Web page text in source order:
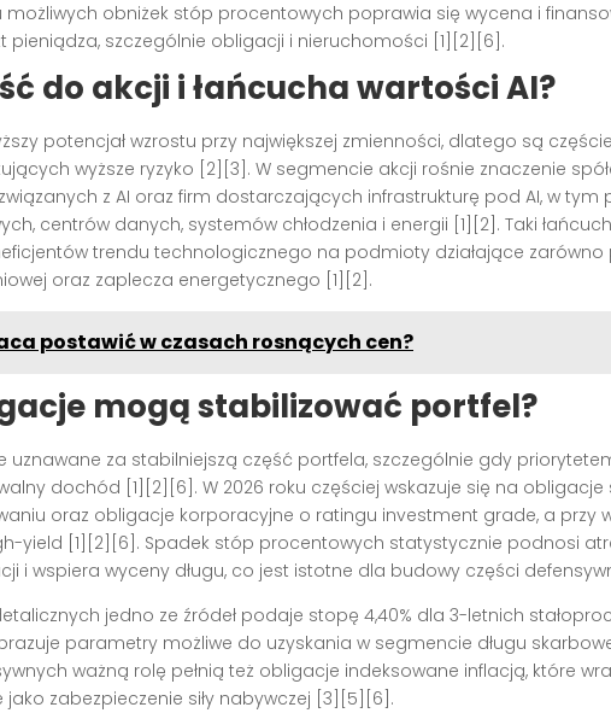
możliwych obniżek stóp procentowych poprawia się wycena i
pieniądza, szczególnie obligacji i nieruchomości [1][2][6].
do akcji i łańcucha wartości AI?
potencjał wzrostu przy największej zmienności, dlatego są
wyższe ryzyko [2][3]. W segmencie akcji rośnie znaczenie
z AI oraz firm dostarczających infrastrukturę pod AI, w tym
centrów danych, systemów chłodzenia i energii [1][2]. Taki
trendu technologicznego na podmioty działające zarówno
oraz zaplecza energetycznego [1][2].
postawić w czasach rosnących cen?
mogą stabilizować portfel?
uznawane za stabilniejszą część portfela, szczególnie gdy
dochód [1][2][6]. W 2026 roku częściej wskazuje się na
oraz obligacje korporacyjne o ratingu investment grade, a przy
yield [1][2][6]. Spadek stóp procentowych statystycznie podnosi
i wspiera wyceny długu, co jest istotne dla budowy części
jedno ze źródeł podaje stopę 4,40% dla 3-letnich
parametry możliwe do uzyskania w segmencie długu
ważną rolę pełnią też obligacje indeksowane inflacją, które
zabezpieczenie siły nabywczej [3][5][6].